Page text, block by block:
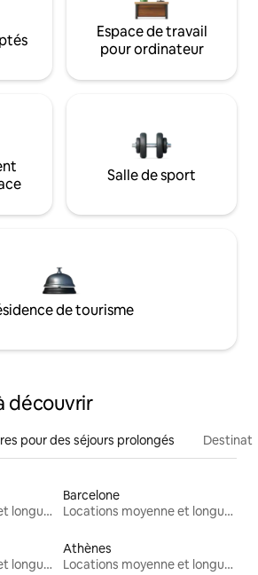
Espace de travail
pour ordinateur
Salle de sport
de tourisme
découvrir
pour des séjours prolongés
Locations moyenne et longue durée
Barcelone
Locations moyenne et longue durée
Locations moyenne et longue durée
Athènes
Locations moyenne et longue durée